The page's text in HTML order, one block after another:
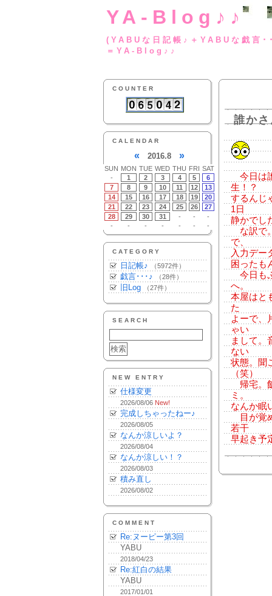
YA-Blog♪♪
(YABUな日記帳♪
＝YA-Blog♪♪
COUNTER
CALENDAR
« 2016.8 »
SUN MON TUE WED THU FRI SAT
-
1 2 3 4 5
6
7
8 9 10 11 12
13
14
15 16 17 18 19
20
21
22 23 24 25 26
27
28
29 30 31 - -
-
-
- - - - - -
CATEGORY
日記帳♪ （5972件）
戯言･･･♪ （28件）
旧Log （27件）
SEARCH
NEW ENTRY
仕様変更
2026/08/06 New!
完成しちゃったねー♪
2026/08/05
なんか涼しいよ？
2026/08/04
なんか涼しい！？
2026/08/03
積み直し
2026/08/02
COMMENT
Re:ヌーピー第3回
YABU
2018/04/23
Re:紅白の結果
YABU
2017/01/01
誰か
今日は
生！？
するんじ
1日
静かでし
な訳で
で、
入力デー
困ったも
今日も
へ。
本屋はと
た
よーで、
ゃい
まして。
ない
状態。聞
（笑）
帰宅。
ミ。
なんか眠
目が覚
若干
早起き予